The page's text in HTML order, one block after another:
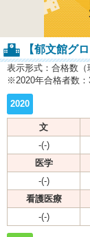
【郁文館グ
表示形式：合格数（
※2020年合格者数
2020
文
-(-)
医学
-(-)
看護医療
-(-)